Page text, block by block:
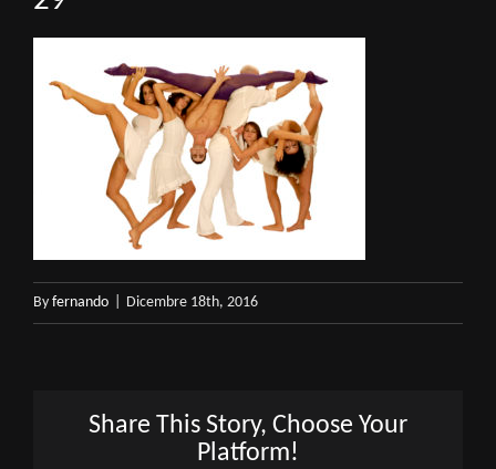
By fernando Dicembre 18th, 2016
Share This Story, Choose Your
Platform!